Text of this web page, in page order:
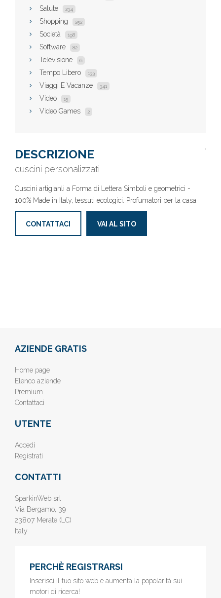
Salute 234
Shopping 252
Società 198
Software 82
Televisione 6
Tempo Libero 133
Viaggi E Vacanze 341
Video 15
Video Games 2
DESCRIZIONE
cuscini personalizzati
Cuscini artigianli a Forma di Lettera Simboli e geometrici -
100% Made in Italy, tessuti ecologici. Profumatori per la casa
CONTATTACI VAI AL SITO
AZIENDE GRATIS
Home page
Elenco aziende
Premium
Contattaci
UTENTE
Accedi
Registrati
CONTATTI
SparkinWeb srl
Via Bergamo, 39
23807 Merate (LC)
Italy
PERCHÈ REGISTRARSI
Inserisci il tuo sito web e aumenta la popolarità sui
motori di ricerca!